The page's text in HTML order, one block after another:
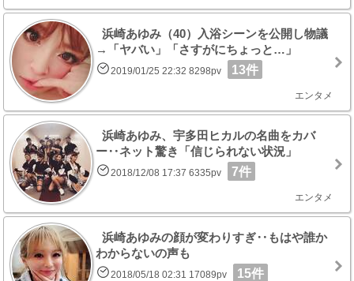
浜崎あゆみ（40）入浴シーンを公開し物議
→「ヤバい」「さすがにちょっと…」
2019/01/25 22:32 8298pv 13件
エンタメ
浜崎あゆみ、宇多田ヒカルの名曲をカバ
ー‥ネット驚き「信じられない状況」
2018/12/08 17:37 6335pv 7件
エンタメ
浜崎あゆみの顔が変わりすぎ‥もはや誰か
わからないの声も
2018/05/18 02:31 17089pv 15件